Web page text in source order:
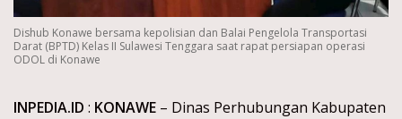
Dishub Konawe bersama kepolisian dan Balai Pengelola Transportasi
Darat (BPTD) Kelas II Sulawesi Tenggara saat rapat persiapan operasi
ODOL di Konawe
INPEDIA.ID : KONAWE – Dinas Perhubungan Kabupaten